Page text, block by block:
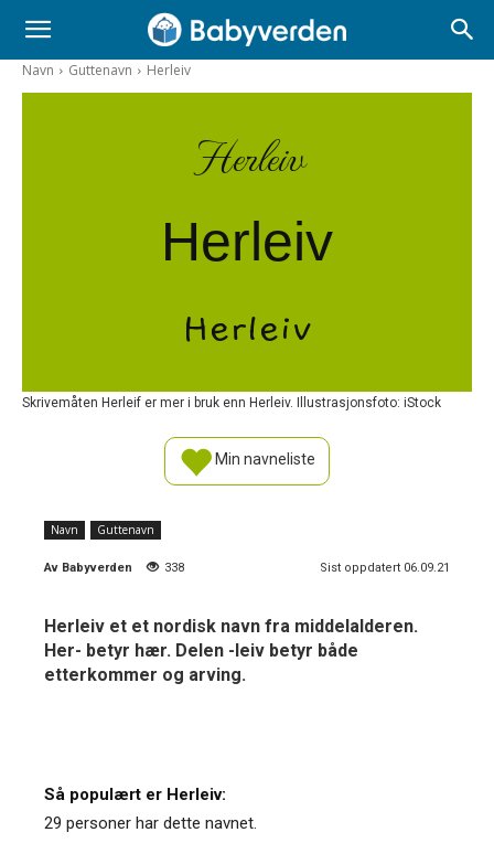
Navn Guttenavn Herleiv
Herleiv
Herleiv
Herleiv
Skrivemåten Herleif er mer i bruk enn Herleiv. Illustrasjonsfoto: iStock
Min navneliste
Navn Guttenavn
Av Babyverden 338 Sist oppdatert 06.09.21
Herleiv et et nordisk navn fra middelalderen.
Her- betyr hær. Delen -leiv betyr både
etterkommer og arving.
Så populært er Herleiv:
29 personer har dette navnet.